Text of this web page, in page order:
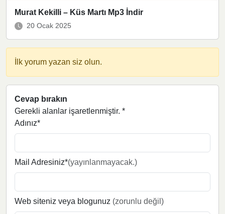
Murat Kekilli – Küs Martı Mp3 İndir
20 Ocak 2025
İlk yorum yazan siz olun.
Cevap bırakın
Gerekli alanlar işaretlenmiştir. *
Adınız*
Mail Adresiniz*(yayınlanmayacak.)
Web siteniz veya blogunuz (zorunlu değil)